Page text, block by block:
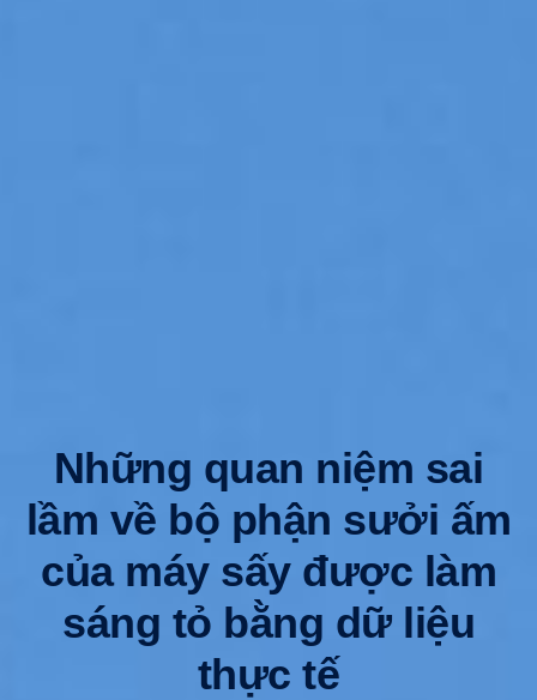
Những quan niệm sai
lầm về bộ phận sưởi ấm
của máy sấy được làm
sáng tỏ bằng dữ liệu
thực tế